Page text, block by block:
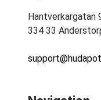
Hantverkargatan
334 33